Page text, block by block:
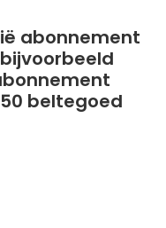
abonnement
beltegoed